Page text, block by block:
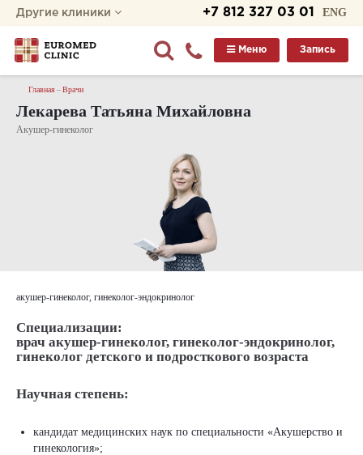
ENG
+7 812 327 03 01
Другие клиники
Запись
Меню
Главная Врачи
Лекарева Татьяна Михайловна
Акушер-гинеколог
акушер-гинеколог, гинеколог-эндокринолог
Специализации:
врач акушер-гинеколог, гинеколог-эндокринолог,
гинеколог детского и подросткового возраста
Научная степень:
кандидат медицинских наук по специальности «Акушерство и
гинекология»;